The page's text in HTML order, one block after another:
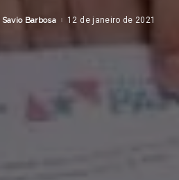
Posted
Savio Barbosa 12 de janeiro de 2021